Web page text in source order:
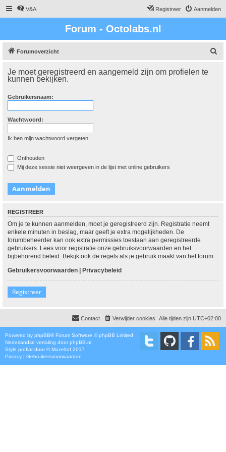
V&A Aanmelden
Registreer
Forum - Octolabs.nl
Forumoverzicht
k
Je moet geregistreerd en aangemeld zijn om profielen te
kunnen bekijken.
Gebruikersnaam:
Wachtwoord:
Ik ben mijn wachtwoord vergeten
Onthouden
Mij deze sessie niet weergeven in de lijst met online gebruikers
REGISTREER
Om je te kunnen aanmelden, moet je geregistreerd zijn. Registratie neemt
enkele minuten in beslag, maar geeft je extra mogelijkheden. De
forumbeheerder kan ook extra permissies toestaan aan geregistreerde
gebruikers. Lees voor registratie onze gebruiksvoorwaarden en het
bijbehorend beleid. Bekijk ook de regels als je gebruik maakt van het forum.
Gebruikersvoorwaarden | Privacybeleid
Registreer
Alle tijden zijn UTC+02:00
Verwijder cookies
Contact
Powered by phpBB® Forum Software © phpBB Limited
Nederlandse vertaling door phpBB.nl
Style proflat door ©Mazeltof 2017
Privacy | Gebruikersvoorwaarden